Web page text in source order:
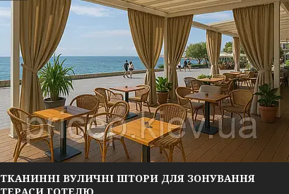
ТКАНИННІ ВУЛИЧНІ ШТОРИ ДЛЯ ЗОНУВАННЯ